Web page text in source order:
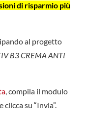
di risparmio più
al progetto
B3 CREMA ANTI
, compila il modulo
su “Invia”.